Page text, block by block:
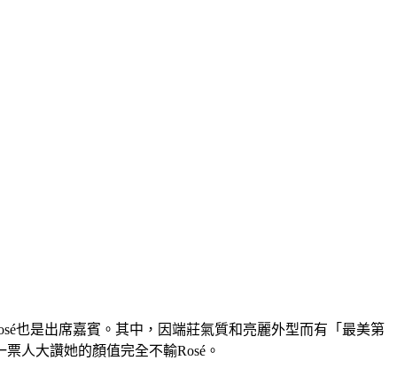
也是出席嘉賓。其中，因端莊氣質和亮麗外型而有「最美第
人大讚她的顏值完全不輸Rosé。